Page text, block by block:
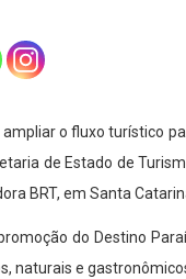
o fluxo turístico
de Estado de
BRT, em Santa
do Destino
naturais e